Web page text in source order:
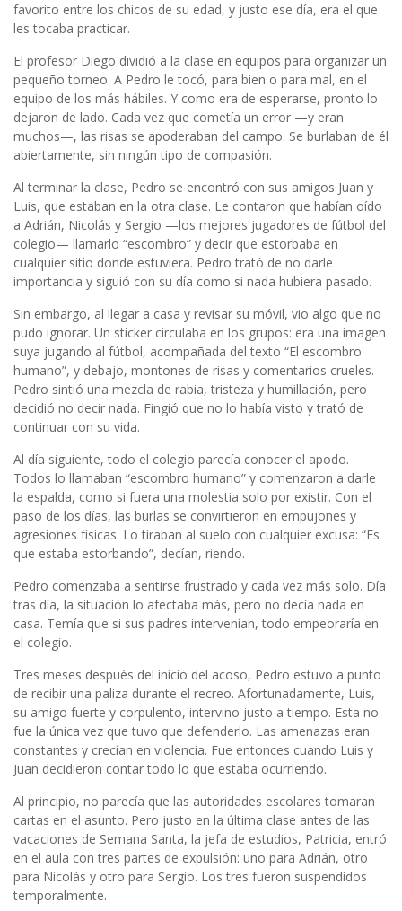
favorito entre los chicos de su edad, y justo ese día, era el que
les tocaba practicar.
El profesor Diego dividió a la clase en equipos para organizar un
pequeño torneo. A Pedro le tocó, para bien o para mal, en el
equipo de los más hábiles. Y como era de esperarse, pronto lo
dejaron de lado. Cada vez que cometía un error —y eran
muchos—, las risas se apoderaban del campo. Se burlaban de él
abiertamente, sin ningún tipo de compasión.
Al terminar la clase, Pedro se encontró con sus amigos Juan y
Luis, que estaban en la otra clase. Le contaron que habían oído
a Adrián, Nicolás y Sergio —los mejores jugadores de fútbol del
colegio— llamarlo “escombro” y decir que estorbaba en
cualquier sitio donde estuviera. Pedro trató de no darle
importancia y siguió con su día como si nada hubiera pasado.
Sin embargo, al llegar a casa y revisar su móvil, vio algo que no
pudo ignorar. Un sticker circulaba en los grupos: era una imagen
suya jugando al fútbol, acompañada del texto “El escombro
humano”, y debajo, montones de risas y comentarios crueles.
Pedro sintió una mezcla de rabia, tristeza y humillación, pero
decidió no decir nada. Fingió que no lo había visto y trató de
continuar con su vida.
Al día siguiente, todo el colegio parecía conocer el apodo.
Todos lo llamaban “escombro humano” y comenzaron a darle
la espalda, como si fuera una molestia solo por existir. Con el
paso de los días, las burlas se convirtieron en empujones y
agresiones físicas. Lo tiraban al suelo con cualquier excusa: “Es
que estaba estorbando”, decían, riendo.
Pedro comenzaba a sentirse frustrado y cada vez más solo. Día
tras día, la situación lo afectaba más, pero no decía nada en
casa. Temía que si sus padres intervenían, todo empeoraría en
el colegio.
Tres meses después del inicio del acoso, Pedro estuvo a punto
de recibir una paliza durante el recreo. Afortunadamente, Luis,
su amigo fuerte y corpulento, intervino justo a tiempo. Esta no
fue la única vez que tuvo que defenderlo. Las amenazas eran
constantes y crecían en violencia. Fue entonces cuando Luis y
Juan decidieron contar todo lo que estaba ocurriendo.
Al principio, no parecía que las autoridades escolares tomaran
cartas en el asunto. Pero justo en la última clase antes de las
vacaciones de Semana Santa, la jefa de estudios, Patricia, entró
en el aula con tres partes de expulsión: uno para Adrián, otro
para Nicolás y otro para Sergio. Los tres fueron suspendidos
temporalmente.